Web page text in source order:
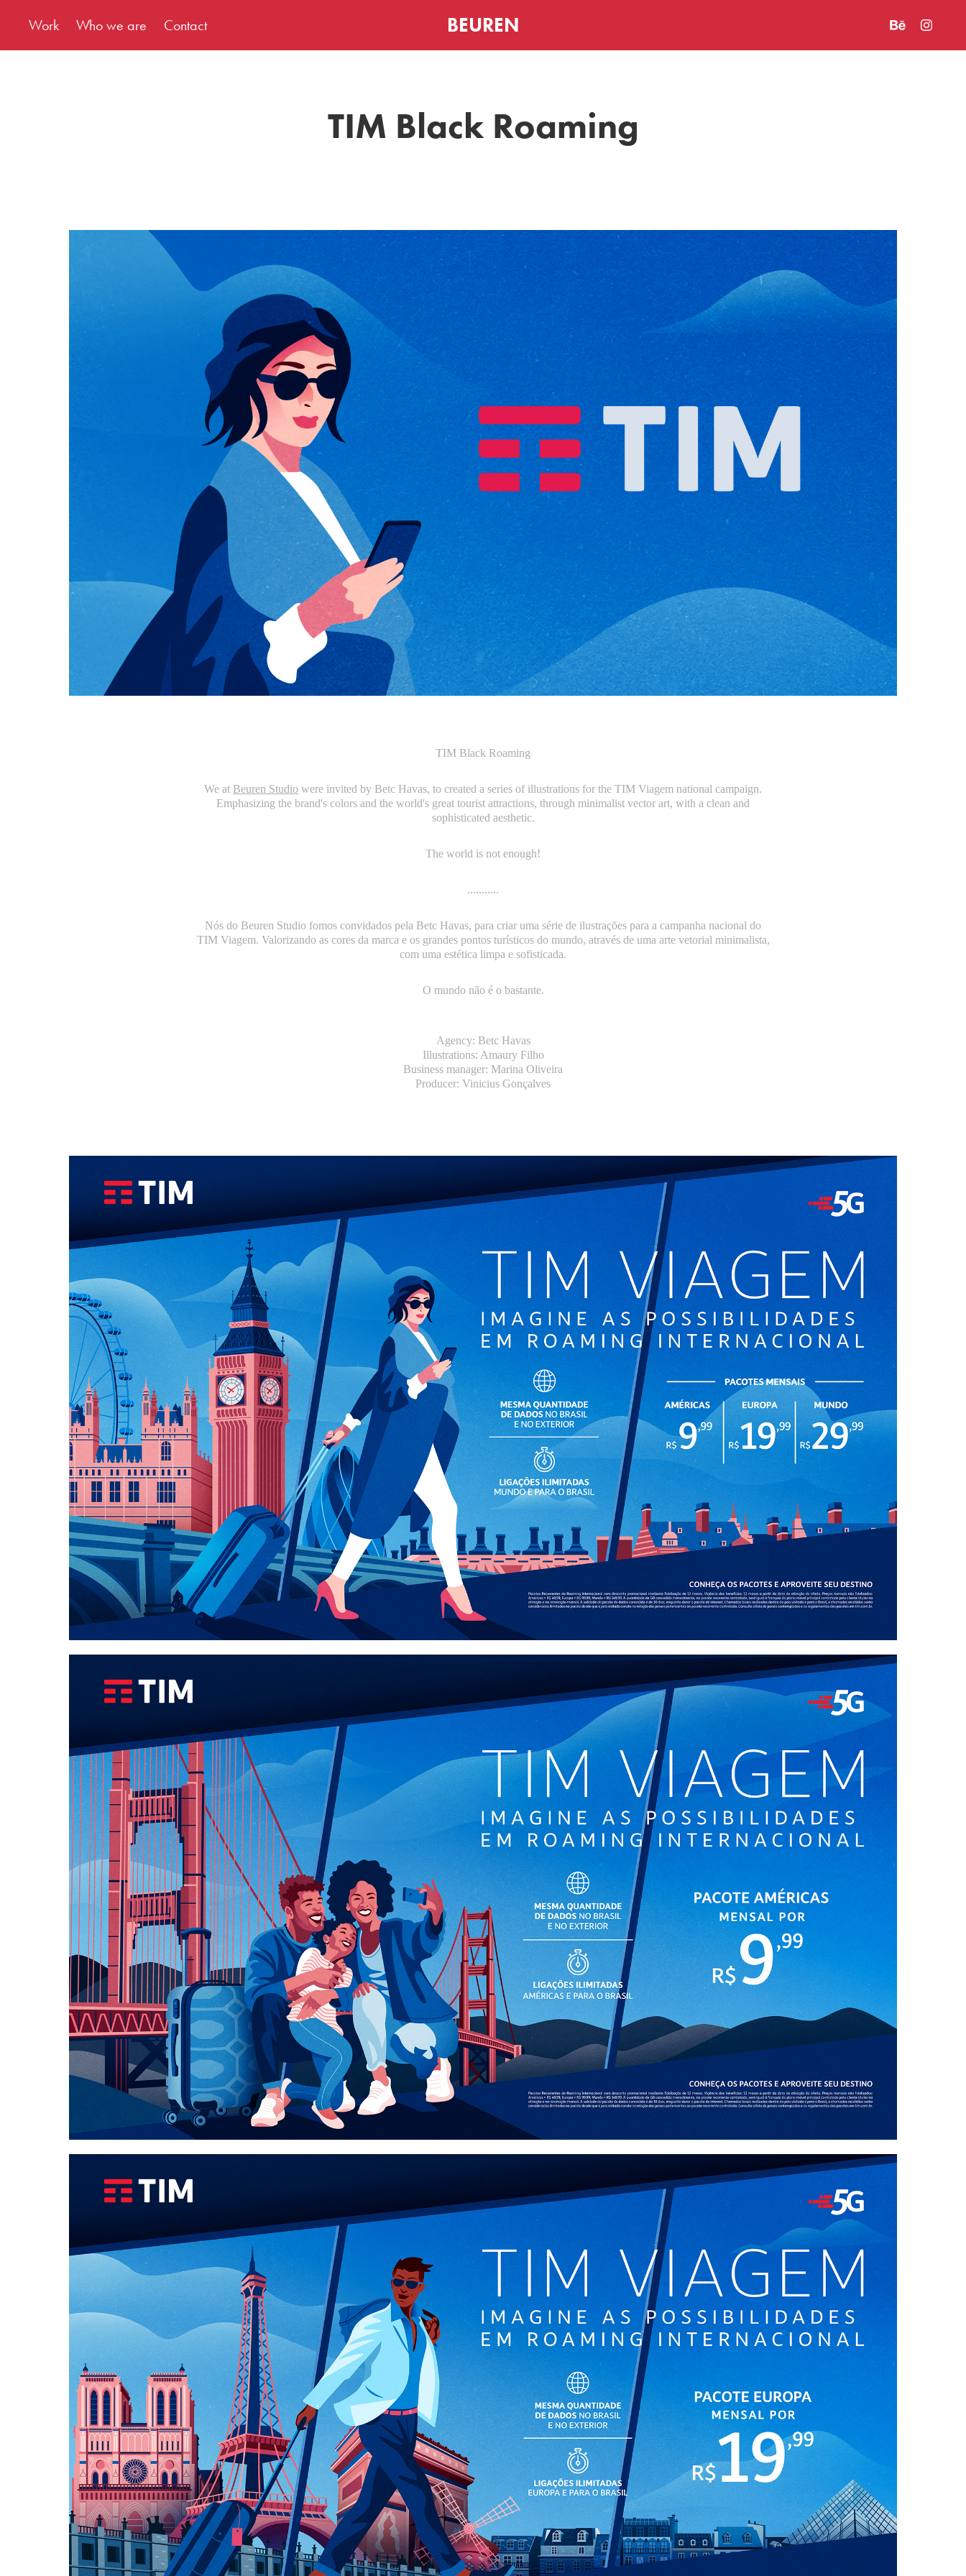
Work Who we are Contact BEUREN
TIM Black Roaming
TIM Black Roaming
We at Beuren Studio were invited by Betc Havas, to created a series of illustrations for the TIM Viagem national campaign.
Emphasizing the brand's colors and the world's great tourist attractions, through minimalist vector art, with a clean and
sophisticated aesthetic.
The world is not enough!
...........
Nós do Beuren Studio fomos convidados pela Betc Havas, para criar uma série de ilustrações para a campanha nacional do
TIM Viagem. Valorizando as cores da marca e os grandes pontos turísticos do mundo, através de uma arte vetorial minimalista,
com uma estética limpa e sofisticada.
O mundo não é o bastante.
Agency: Betc Havas
Illustrations: Amaury Filho
Business manager: Marina Oliveira
Producer: Vinicius Gonçalves